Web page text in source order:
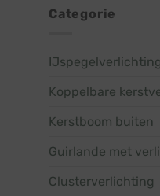
Categorie
IJspegelverlichting
Koppelbare
Kerstboom buiten
Guirlande met
Clusterverlichting